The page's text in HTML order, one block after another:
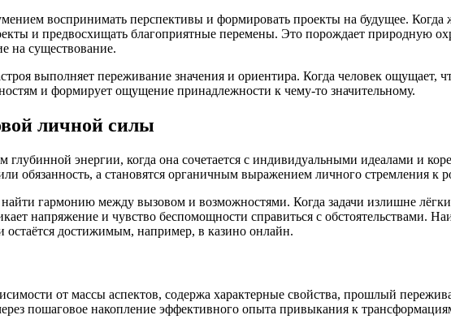
воспринимать перспективы и формировать проекты на будущее. Когда
и предвосхищать благоприятные перемены. Это порождает природную
на существование.
выполняет переживание значения и ориентира. Когда человек ощущает,
и формирует ощущение принадлежности к чему-то значительному.
личной силы
глубинной энергии, когда она сочетается с индивидуальными идеалами и
обязанность, а становятся органичным выражением личного стремления к
гармонию между вызовом и возможностями. Когда задачи излишне
напряжение и чувство беспомощности справиться с обстоятельствами.
достижимым, например, в казино онлайн.
от массы аспектов, содержа характерные свойства, прошлый
пошаговое накопление эффективного опыта привыкания к